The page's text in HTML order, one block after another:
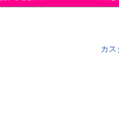
カス